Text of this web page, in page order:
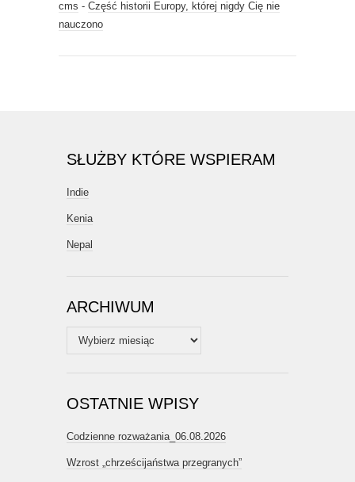
cms - Część historii Europy, której nigdy Cię nie
nauczono
SŁUŻBY KTÓRE WSPIERAM
Indie
Kenia
Nepal
ARCHIWUM
Archiwum
OSTATNIE WPISY
Codzienne rozważania_06.08.2026
Wzrost „chrześcijaństwa przegranych”